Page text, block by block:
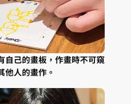
自己的畫板，作畫時不可窺
他人的畫作。